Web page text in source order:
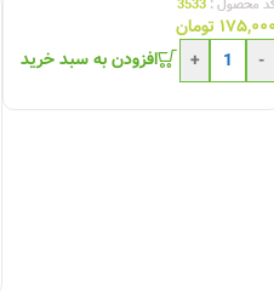
محصول : 3533
تومان
-
+ افزودن به سبد خرید